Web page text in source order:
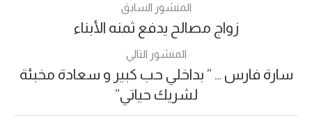
المنشور السابق
زواج مصالح يدفع ثمنه الأبناء
المنشور التالي
سارة فارس … ” بداخلي حب كبير و سعادة مخبئة
لشريك حياتي”